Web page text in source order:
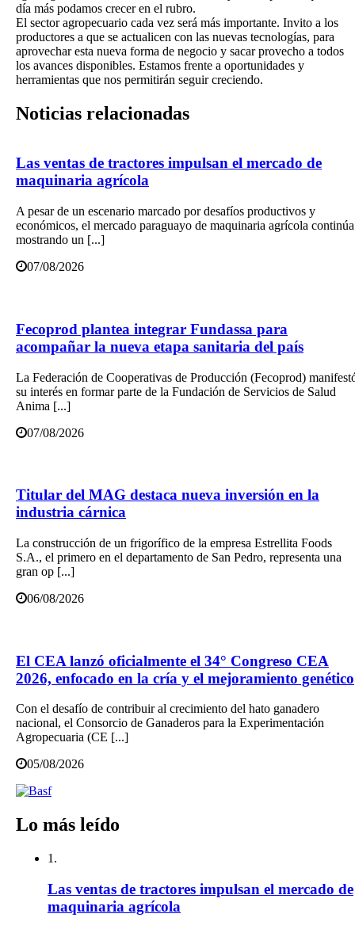
día más podamos crecer en el rubro.
El sector agropecuario cada vez será más importante. Invito a los
productores a que se actualicen con las nuevas tecnologías, para
aprovechar esta nueva forma de negocio y sacar provecho a todos
los avances disponibles. Estamos frente a oportunidades y
herramientas que nos permitirán seguir creciendo.
Noticias relacionadas
Las ventas de tractores impulsan el mercado de
maquinaria agrícola
A pesar de un escenario marcado por desafíos productivos y
económicos, el mercado paraguayo de maquinaria agrícola continúa
mostrando un [...]
07/08/2026
Fecoprod plantea integrar Fundassa para
acompañar la nueva etapa sanitaria del país
La Federación de Cooperativas de Producción (Fecoprod)
su interés en formar parte de la Fundación de Servicios de Salud
Anima [...]
07/08/2026
Titular del MAG destaca nueva inversión en la
industria cárnica
La construcción de un frigorífico de la empresa Estrellita Foods
S.A., el primero en el departamento de San Pedro, representa una
gran op [...]
06/08/2026
El CEA lanzó oficialmente el 34° Congreso CEA
2026, enfocado en la cría y el mejoramiento genético
Con el desafío de contribuir al crecimiento del hato ganadero
nacional, el Consorcio de Ganaderos para la Experimentación
Agropecuaria (CE [...]
05/08/2026
Lo más leído
1.
Las ventas de tractores impulsan el mercado de
maquinaria agrícola